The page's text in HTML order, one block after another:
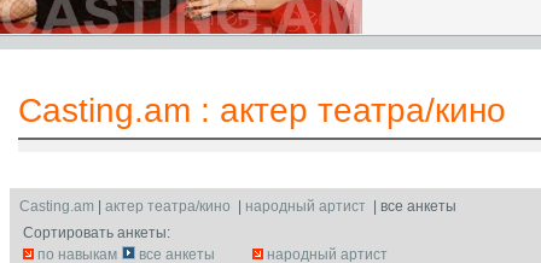
Casting.am : актер театра/кино
Casting.am актер театра/кино народный артист | все анкеты
Сортировать анкеты:
по навыкам
все анкеты
народный артист